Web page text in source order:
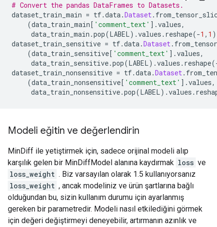
# Convert the pandas DataFrames to Datasets.
dataset_train_main = tf.data.Dataset.
(data_train_main[ 'comment_text' ].values,
data_train_main .pop(LABEL).values . reshape(-1 , 1 )
dataset_train_sensitive = tf.data.Dataset.
(data_train_sensitive[ 'comment_text' ].values,
data_train_sensitive.pop(LABEL).values . reshape
dataset_train_nonsensitive = tf.data.Dataset.
(data_train_nonsensitive[ 'comment_text' ].values,
data_train_nonsensitive.pop(LABEL).values .
Modeli eğitin ve değerlendirin
MinDiff ile yetiştirmek için, sadece orijinal modeli alıp
karşılık gelen bir MinDiffModel alanına kaydırmak loss ve
loss_weight . Biz varsayılan olarak 1.5 kullanıyorsanız
loss_weight , ancak modeliniz ve ürün şartlarına bağlı
olduğundan bu, sizin kullanım durumu için ayarlanmış
gereken bir parametredir. Modeli nasıl etkilediğini görmek
için değeri değiştirmeyi deneyebilir, artırmanın azınlık ve